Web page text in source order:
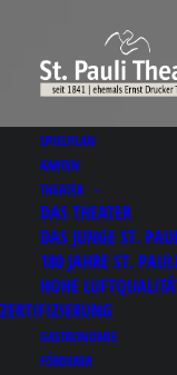
SPIELPLAN
KARTEN
THEATER
DAS THEATER
DAS JUNGE ST.
180 JAHRE ST.
HOHE
ZERTIFIZIERUNG
GASTRONOMIE
FÖRDERER